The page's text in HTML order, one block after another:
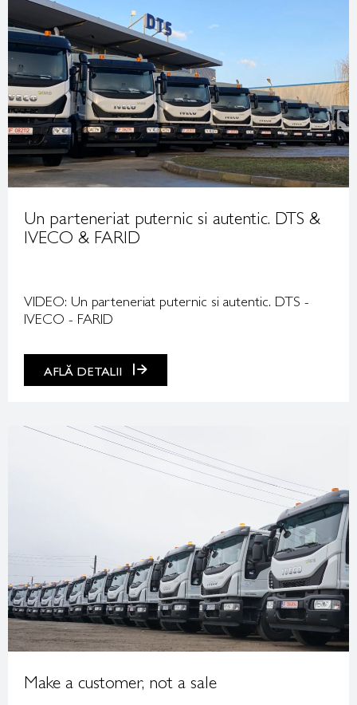
Un parteneriat puternic si autentic. DTS &
IVECO & FARID
VIDEO: Un parteneriat puternic si autentic. DTS -
IVECO - FARID
AFLĂ DETALII
Make a customer, not a sale